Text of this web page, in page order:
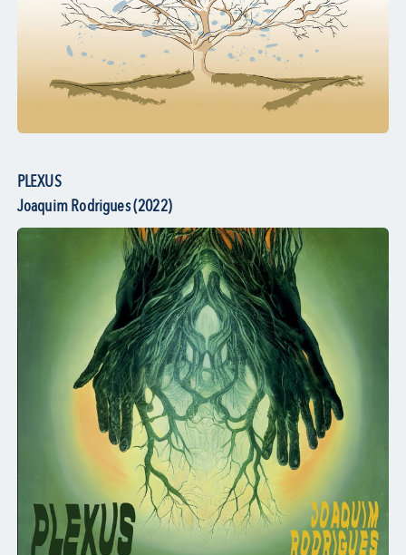
PLEXUS
Joaquim Rodrigues (2022)